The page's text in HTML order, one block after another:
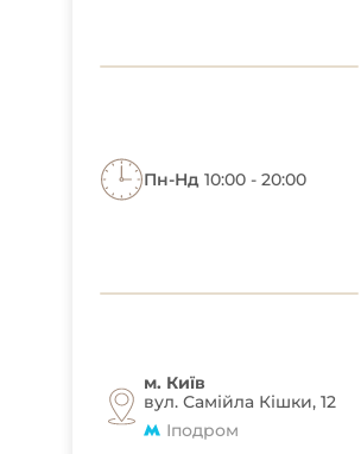
Пн-Нд10:00 - 20:00
м. Київ
вул. Самійла Кішки, 12
Іподром